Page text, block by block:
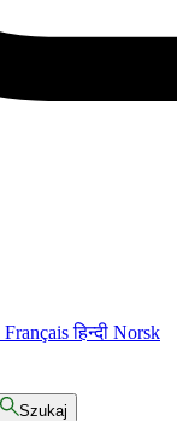
Françaisहिन्दी Norsk
Szukaj